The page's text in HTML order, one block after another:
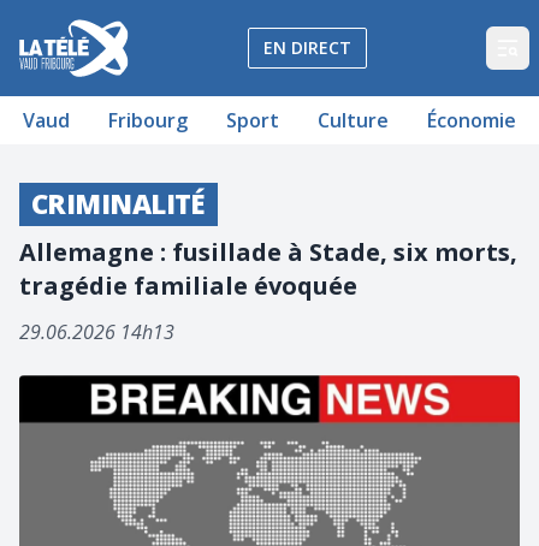
La Télé - Télévision régionale Vaud et Fribourg
EN DIRECT
Vaud Fribourg Sport Culture Économie
CRIMINALITÉ
Allemagne : fusillade à Stade, six morts,
tragédie familiale évoquée
29.06.2026 14h13